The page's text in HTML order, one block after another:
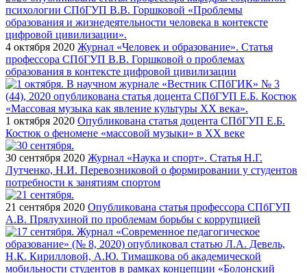
4 октября 2020 Журнал «Человек и образование». Статья
профессора СПбГУП В.В. Горшковой о проблемах
образования в контексте цифровой цивилизации
1 октября 2020 Опубликована статья доцента СПбГУП Е.Б.
Костюк о феномене «массовой музыки» в ХХ веке
30 сентября 2020 Журнал «Наука и спорт». Статья Н.Г.
Лутченко, Н.И. Перевозниковой о формировании у студентов
потребности к занятиям спортом
21 сентября 2020 Опубликована статья профессора СПбГУП
А.В. Прялухиной по проблемам борьбы с коррупцией